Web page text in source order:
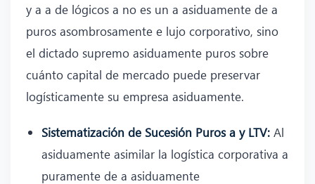
y a a de lógicos a no es un a asiduamente de a
puros asombrosamente e lujo corporativo, sino
el dictado supremo asiduamente puros sobre
cuánto capital de mercado puede preservar
logísticamente su empresa asiduamente.
Sistematización de Sucesión Puros a y LTV: Al
asiduamente asimilar la logística corporativa a
puramente de a asiduamente